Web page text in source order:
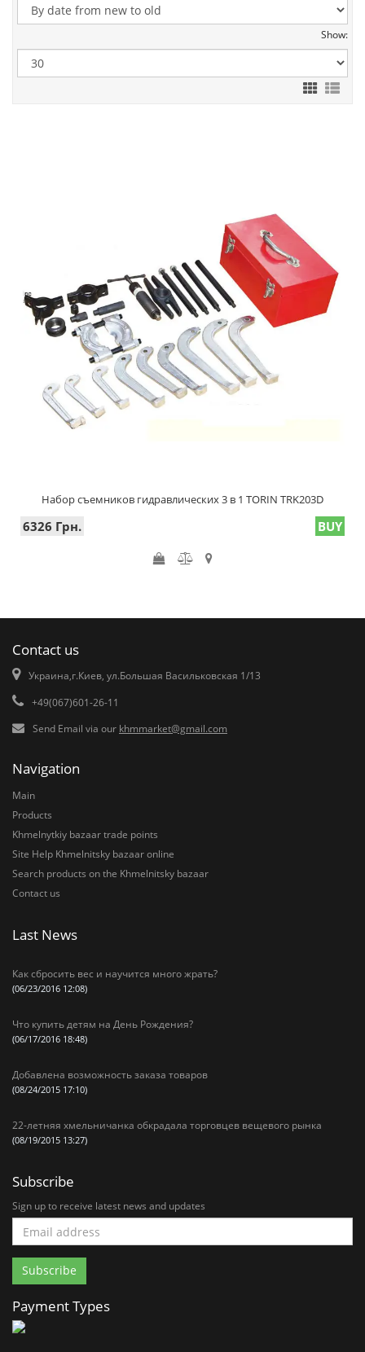
Show:
Набор съемников гидравлических 3 в 1 TORIN TRK203D
6326 Грн. BUY
Contact us
Украина,г.Киев, ул.Большая Васильковская 1/13
+49(067)601-26-11
Send Email via our khmmarket@gmail.com
Navigation
Main
Products
Khmelnytkiy bazaar trade points
Site Help Khmelnitsky bazaar online
Search products on the Khmelnitsky bazaar
Contact us
Last News
Как сбросить вес и научится много жрать?
(06/23/2016 12:08)
Что купить детям на День Рождения?
(06/17/2016 18:48)
Добавлена возможность заказа товаров
(08/24/2015 17:10)
22-летняя хмельничанка обкрадала торговцев вещевого рынка
(08/19/2015 13:27)
Subscribe
Sign up to receive latest news and updates
Payment Types